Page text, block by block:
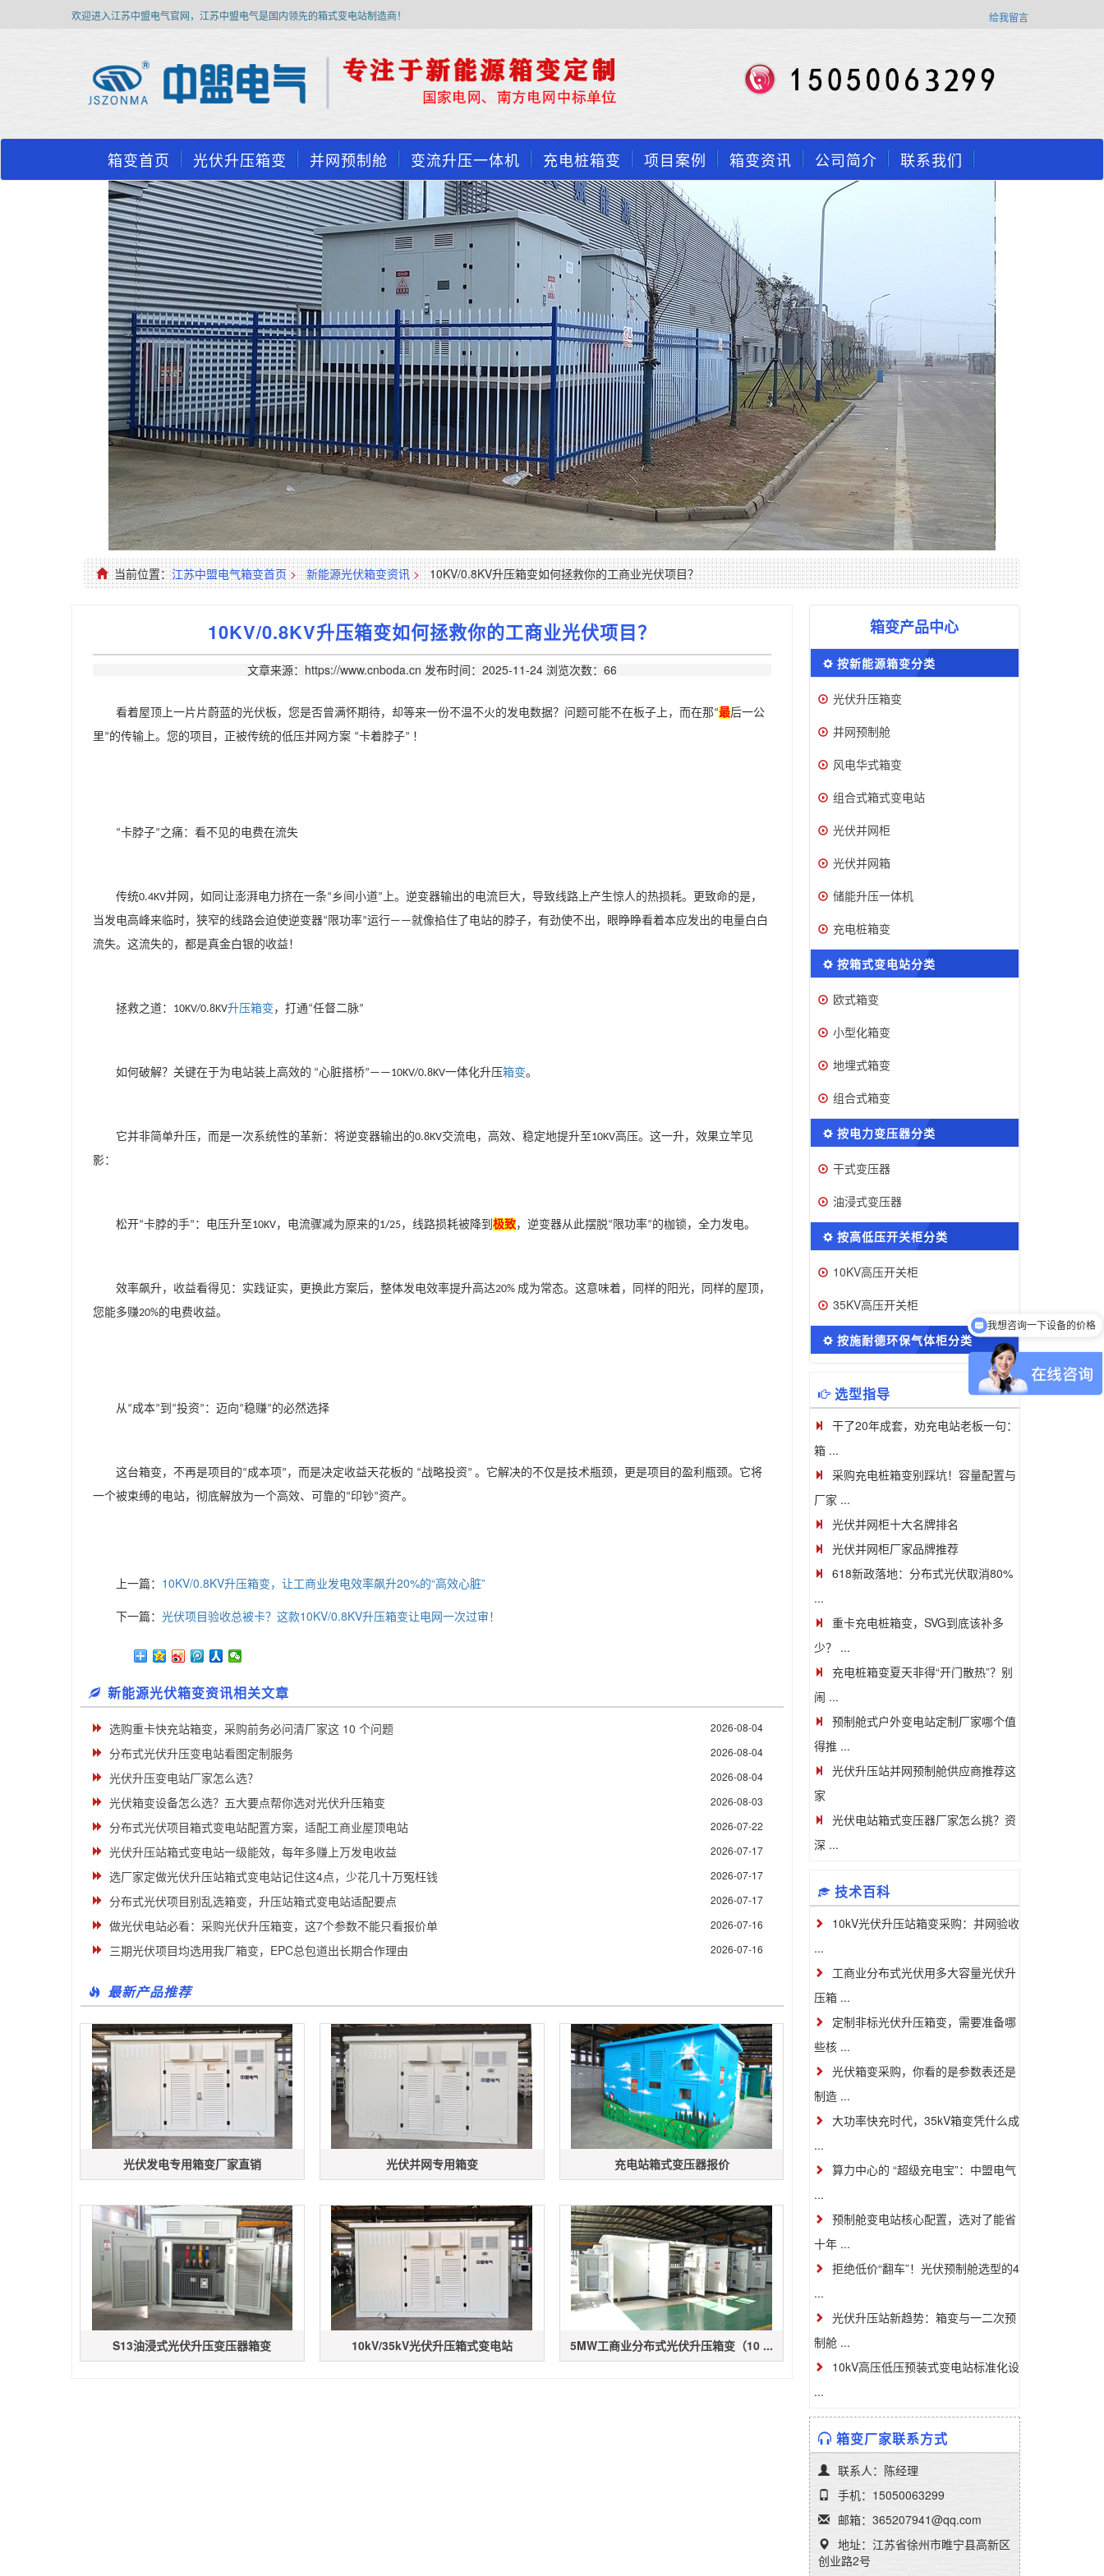
欢迎进入江苏中盟电气官网，江苏中盟电气是国内领先的箱式变电站制造商！ 给我留言
箱变首页 光伏升压箱变 并网预制舱 变流升压一体机 充电桩箱变 项目案例 箱变资讯 公司简介 联系我们
当前位置：江苏中盟电气箱变首页 > 新能源光伏箱变资讯 > 10KV/0.8KV升压箱变如何拯救你的工商业光伏项目？
10KV/0.8KV升压箱变如何拯救你的工商业光伏项目？
文章来源：https://www.cnboda.cn 发布时间：2025-11-24 浏览次数：66
看着屋顶上一片片蔚蓝的光伏板，您是否曾满怀期待，却等来一份不温不火的发电数据？问题可能不在板子上，而在那“最后一公
里”的传输上。您的项目，正被传统的低压并网方案 “卡着脖子” ！
“卡脖子”之痛：看不见的电费在流失
传统0.4KV并网，如同让澎湃电力挤在一条“ 乡间小道” 上。逆变器输出的电流巨大，导致线路上产生惊人的热损耗。更致命的是，
当发电高峰来临时，狭窄的线路会迫使逆变器“ 限功率”运行——就像掐住了电站的脖子，有劲使不出，眼睁睁看着本应发出的电量白白
流失。这流失的，都是真金白银的收益！
拯救之道： 10KV/0.8KV升压箱变 ，打通“任督二脉”
如何破解？关键在于为电站装上高效的 “心脏搭桥”——10KV/0.8KV一体化升压箱变。
它并非简单升压，而是一次系统性的革新：将逆变器输出的0.8KV交流电，高效、稳定地提升至10KV高压。这一升，效果立竿见
影：
松开“卡脖的手” ：电压升至10KV，电流骤减为原来的1/25，线路损耗被降到 极致，逆变器从此摆脱“ 限功率”的枷锁，全力发电。
效率飙升，收益看得见：实践证实，更换此方案后，整体发电效率提升高达20% 成为常态。这意味着，同样的阳光，同样的屋顶，
您能多赚20%的电费收益。
从 “成本”到 “投资” ：迈向“稳赚”的必然选择
这台箱变，不再是项目的“成本项” ，而是决定收益天花板的 “战略投资” 。它解决的不仅是技术瓶颈，更是项目的盈利瓶颈。它将
一个被束缚的电站，彻底解放为一个高效、可靠的“印钞”资产。
上一篇： 10KV/0.8KV升压箱变，让工商业发电效率飙升20%的“高效心脏”
下一篇： 光伏项目验收总被卡？这款10KV/0.8KV升压箱变让电网一次过审！
新能源光伏箱变资讯相关文章
选购重卡快充站箱变，采购前务必问清厂家这 10 个问题 2026-08-04
分布式光伏升压变电站看图定制服务 2026-08-04
光伏升压变电站厂家怎么选？ 2026-08-04
光伏箱变设备怎么选？五大要点帮你选对光伏升压箱变 2026-08-03
分布式光伏项目箱式变电站配置方案，适配工商业屋顶电站 2026-07-22
光伏升压站箱式变电站一级能效，每年多赚上万发电收益 2026-07-17
选厂家定做光伏升压站箱式变电站记住这4点，少花几十万冤枉钱 2026-07-17
分布式光伏项目别乱选箱变，升压站箱式变电站适配要点 2026-07-17
做光伏电站必看：采购光伏升压箱变，这7个参数不能只看报价单 2026-07-16
三期光伏项目均选用我厂箱变，EPC总包道出长期合作理由 2026-07-16
最新产品推荐
光伏发电专用箱变厂家直销 光伏并网专用箱变 充电站箱式变压器报价
S13油浸式光伏升压变压器箱变 10kV/35kV光伏升压箱式变电站 5MW工商业分布式光伏升压箱变（10 ...
箱变产品中心
按新能源箱变分类
光伏升压箱变
并网预制舱
风电华式箱变
组合式箱式变电站
光伏并网柜
光伏并网箱
储能升压一体机
充电桩箱变
按箱式变电站分类
欧式箱变
小型化箱变
地埋式箱变
组合式箱变
按电力变压器分类
干式变压器
油浸式变压器
按高低压开关柜分类
10KV高压开关柜
35KV高压开关柜
按施耐德环保气体柜分类
选型指导
干了20年成套，劝充电站老板一句：
箱 ...
采购充电桩箱变别踩坑！容量配置与
厂家 ...
光伏并网柜十大名牌排名
光伏并网柜厂家品牌推荐
618新政落地：分布式光伏取消80%
...
重卡充电桩箱变，SVG到底该补多
少？ ...
充电桩箱变夏天非得“开门散热”？别
闹 ...
预制舱式户外变电站定制厂家哪个值
得推 ...
光伏升压站并网预制舱供应商推荐这
家
光伏电站箱式变压器厂家怎么挑？资
深 ...
技术百科
10kV光伏升压站箱变采购：并网验收
...
工商业分布式光伏用多大容量光伏升
压箱 ...
定制非标光伏升压箱变，需要准备哪
些核 ...
光伏箱变采购，你看的是参数表还是
制造 ...
大功率快充时代，35kV箱变凭什么成
...
算力中心的 “超级充电宝”：中盟电气
...
预制舱变电站核心配置，选对了能省
十年 ...
拒绝低价“翻车”！光伏预制舱选型的4
...
光伏升压站新趋势：箱变与一二次预
制舱 ...
10kV高压低压预装式变电站标准化设
...
箱变厂家联系方式
联系人：陈经理
手机：15050063299
邮箱：365207941@qq.com
地址：江苏省徐州市睢宁县高新区
创业路2号
我想咨询一下设备的价格